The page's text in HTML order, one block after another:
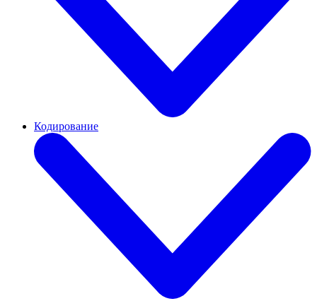
Кодирование